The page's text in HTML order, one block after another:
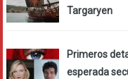
Targaryen
Primeros
esperada